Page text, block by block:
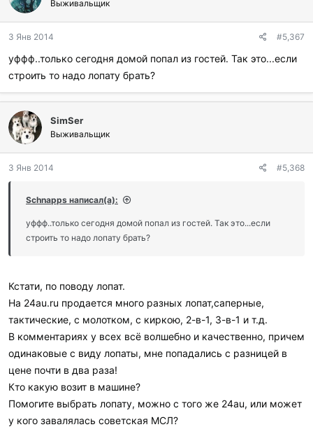
Выживальщик
3 Янв 2014 #5,367
уффф..только сегодня домой попал из гостей. Так это...если
строить то надо лопату брать?
SimSer
Выживальщик
3 Янв 2014 #5,368
Schnapps написал(а):
уффф..только сегодня домой попал из гостей. Так это...если
строить то надо лопату брать?
Кстати, по поводу лопат.
На 24au.ru продается много разных лопат,саперные,
тактические, с молотком, с киркою, 2-в-1, 3-в-1 и т.д.
В комментариях у всех всё волшебно и качественно, причем
одинаковые с виду лопаты, мне попадались с разницей в
цене почти в два раза!
Кто какую возит в машине?
Помогите выбрать лопату, можно с того же 24au, или может
у кого завалялась советская МСЛ?